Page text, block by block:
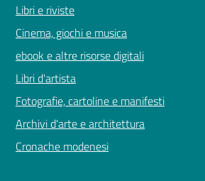
Novità
e
consigli
Cataloghi
Avvisi
Libri e riviste
Cinema, giochi e musica
ebook e altre risorse digitali
Libri d'artista
Fotografie, cartoline e manifesti
Archivi d'arte e architettura
Cronache modenesi